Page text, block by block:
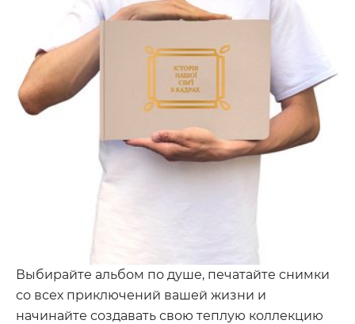
Выбирайте альбом по душе, печатайте снимки
со всех приключений вашей жизни и
начинайте создавать свою теплую коллекцию